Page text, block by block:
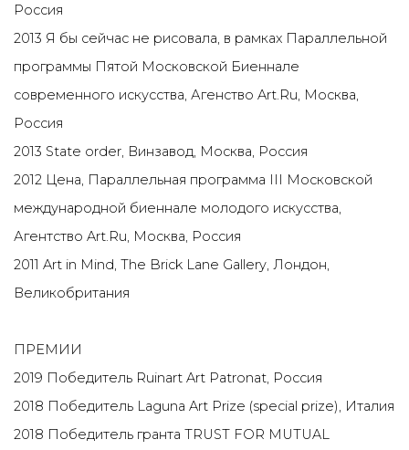
Россия
2013 Я бы сейчас не рисовала, в рамках Параллельной
программы Пятой Московской Биеннале
современного искусства, Агенство Art.Ru, Москва,
Россия
2013 State order, Винзавод, Москва, Россия
2012 Цена, Параллельная программа III Московской
международной биеннале молодого искусства,
Агентство Art.Ru, Москва, Россия
2011 Art in Mind, The Brick Lane Gallery, Лондон,
Великобритания
ПРЕМИИ
2019 Победитель Ruinart Art Patronat, Россия
2018 Победитель Laguna Art Prize (special prize), Италия
2018 Победитель гранта TRUST FOR MUTUAL